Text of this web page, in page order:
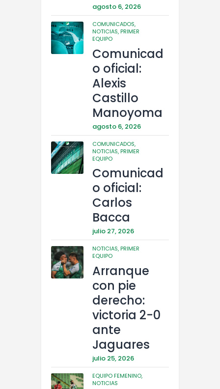
agosto 6, 2026
COMUNICADOS,
NOTICIAS,PRIMER
EQUIPO
Comunicad
o oficial:
Alexis
Castillo
Manoyoma
agosto 6, 2026
COMUNICADOS,
NOTICIAS,PRIMER
EQUIPO
Comunicad
o oficial:
Carlos
Bacca
julio 27, 2026
NOTICIAS,PRIMER
EQUIPO
Arranque
con pie
derecho:
victoria 2-0
ante
Jaguares
julio 25, 2026
EQUIPO FEMENINO,
NOTICIAS